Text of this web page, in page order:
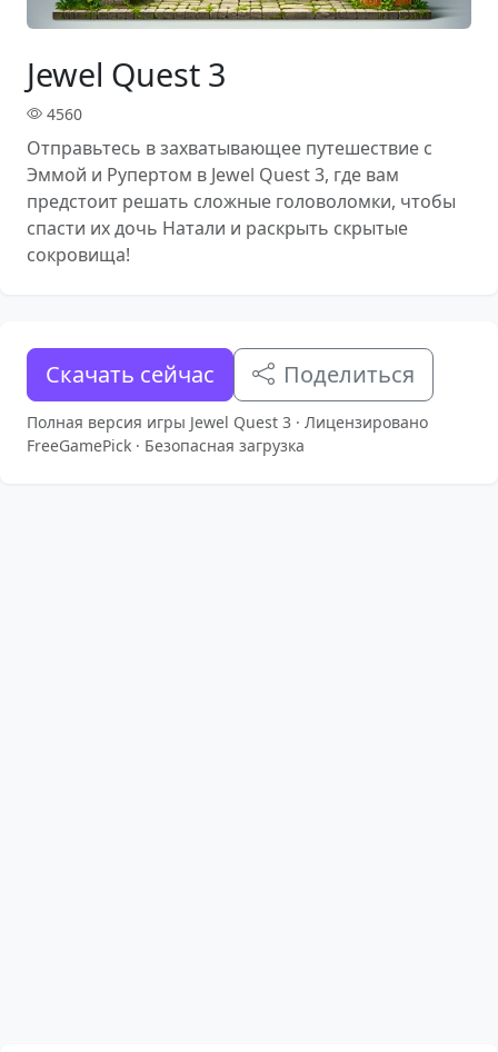
Jewel Quest 3
4560
Отправьтесь в захватывающее путешествие с
Эммой и Рупертом в Jewel Quest 3, где вам
предстоит решать сложные головоломки, чтобы
спасти их дочь Натали и раскрыть скрытые
сокровища!
Скачать сейчас Поделиться
Полная версия игры Jewel Quest 3 · Лицензировано
FreeGamePick · Безопасная загрузка